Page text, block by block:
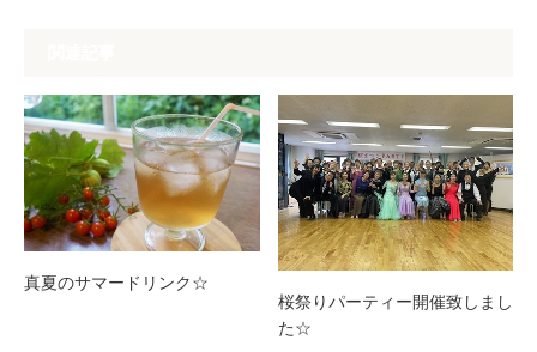
真夏のサマードリンク☆
桜祭りパーティー開催致しまし
た☆